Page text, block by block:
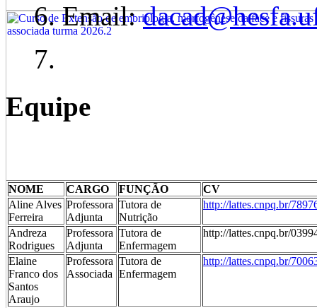
Email:
Equipe
NOME CARGO FUNÇÃO
CV
Aline Alves
Ferreira
Professora
Adjunta
Tutora de
Nutrição
http://lattes.cnpq.br/
Andreza
Rodrigues
Professora
Adjunta
Tutora de
Enfermagem
http://lattes.cnpq.br/
Elaine
Franco dos
Santos
Araujo
Professora
Associada
Tutora de
Enfermagem
http://lattes.cnpq.br/